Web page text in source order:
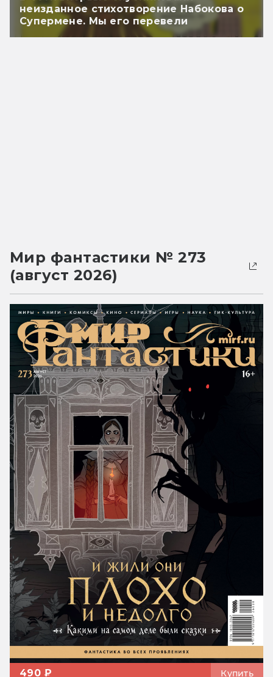
неизданное стихотворение Набокова о
Супермене. Мы его перевели
Мир фантастики № 273
(август 2026)
490 ₽ Купить